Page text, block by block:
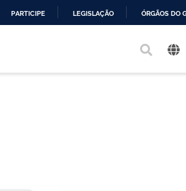
PARTICIPE LEGISLAÇÃO ÓRGÃOS DO